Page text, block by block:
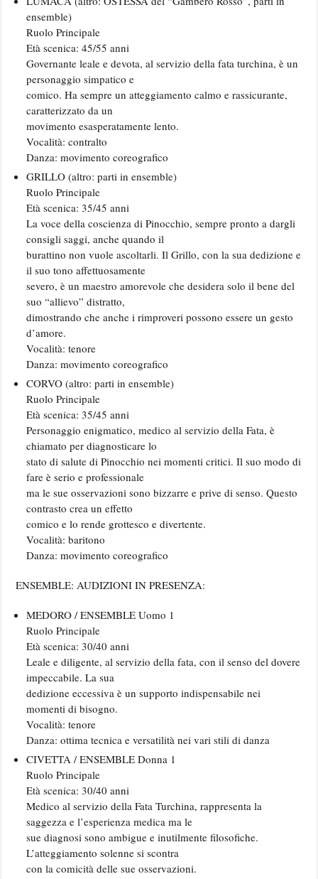
ensemble)
Ruolo Principale
Età scenica: 45/55 anni
Governante leale e devota, al servizio della fata turchina, è un
personaggio simpatico e
comico. Ha sempre un atteggiamento calmo e rassicurante,
caratterizzato da un
movimento esasperatamente lento.
Vocalità: contralto
Danza: movimento coreografico
GRILLO (altro: parti in ensemble)
Ruolo Principale
Età scenica: 35/45 anni
La voce della coscienza di Pinocchio, sempre pronto a dargli
consigli saggi, anche quando il
burattino non vuole ascoltarli. Il Grillo, con la sua dedizione e
il suo tono affettuosamente
severo, è un maestro amorevole che desidera solo il bene del
suo “allievo” distratto,
dimostrando che anche i rimproveri possono essere un gesto
d’amore.
Vocalità: tenore
Danza: movimento coreografico
CORVO (altro: parti in ensemble)
Ruolo Principale
Età scenica: 35/45 anni
Personaggio enigmatico, medico al servizio della Fata, è
chiamato per diagnosticare lo
stato di salute di Pinocchio nei momenti critici. Il suo modo di
fare è serio e professionale
ma le sue osservazioni sono bizzarre e prive di senso. Questo
contrasto crea un effetto
comico e lo rende grottesco e divertente.
Vocalità: baritono
Danza: movimento coreografico
ENSEMBLE: AUDIZIONI IN PRESENZA:
MEDORO / ENSEMBLE Uomo 1
Ruolo Principale
Età scenica: 30/40 anni
Leale e diligente, al servizio della fata, con il senso del dovere
impeccabile. La sua
dedizione eccessiva è un supporto indispensabile nei
momenti di bisogno.
Vocalità: tenore
Danza: ottima tecnica e versatilità nei vari stili di danza
CIVETTA / ENSEMBLE Donna 1
Ruolo Principale
Età scenica: 30/40 anni
Medico al servizio della Fata Turchina, rappresenta la
saggezza e l’esperienza medica ma le
sue diagnosi sono ambigue e inutilmente filosofiche.
L’atteggiamento solenne si scontra
con la comicità delle sue osservazioni.